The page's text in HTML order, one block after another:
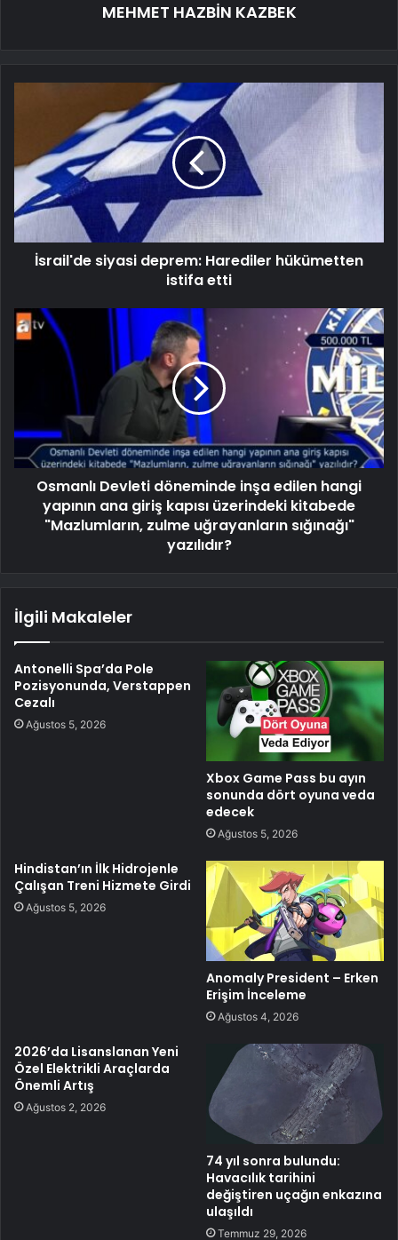
MEHMET HAZBİN KAZBEK
İsrail'de siyasi deprem: Harediler hükümetten
istifa etti
Osmanlı Devleti döneminde inşa edilen hangi
yapının ana giriş kapısı üzerindeki kitabede
"Mazlumların, zulme uğrayanların sığınağı"
yazılıdır?
İlgili Makaleler
Antonelli Spa’da Pole
Pozisyonunda, Verstappen
Cezalı
Ağustos 5, 2026
Xbox Game Pass bu ayın
sonunda dört oyuna veda
edecek
Ağustos 5, 2026
Hindistan’ın İlk Hidrojenle
Çalışan Treni Hizmete Girdi
Ağustos 5, 2026
Anomaly President – Erken
Erişim İnceleme
Ağustos 4, 2026
2026’da Lisanslanan Yeni
Özel Elektrikli Araçlarda
Önemli Artış
Ağustos 2, 2026
74 yıl sonra bulundu:
Havacılık tarihini
değiştiren uçağın enkazına
ulaşıldı
Temmuz 29, 2026